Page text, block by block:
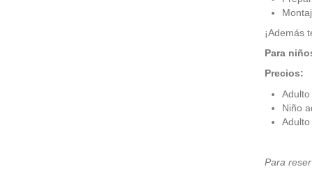
¡Además
Para
Precios:
Niño
Para